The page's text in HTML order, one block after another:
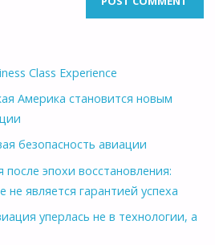
Class Experience
Америка становится новым
безопасность авиации
после эпохи восстановления:
является гарантией успеха
уперлась не в технологии, а